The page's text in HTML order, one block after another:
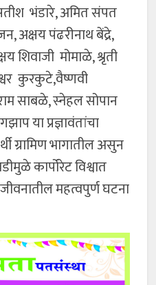
सतीश भंडारे, अमित संपत
अक्षय पंढरीनाथ बेंद्रे,
शिवाजी मोमाळे, श्रृती
कुरकुटे,वैष्णवी
साबळे, स्नेहल सोपान
या प्रज्ञावंतांचा
ग्रामिण भागातील असुन
कार्पोरेट विश्वात
महत्वपुर्ण घटना